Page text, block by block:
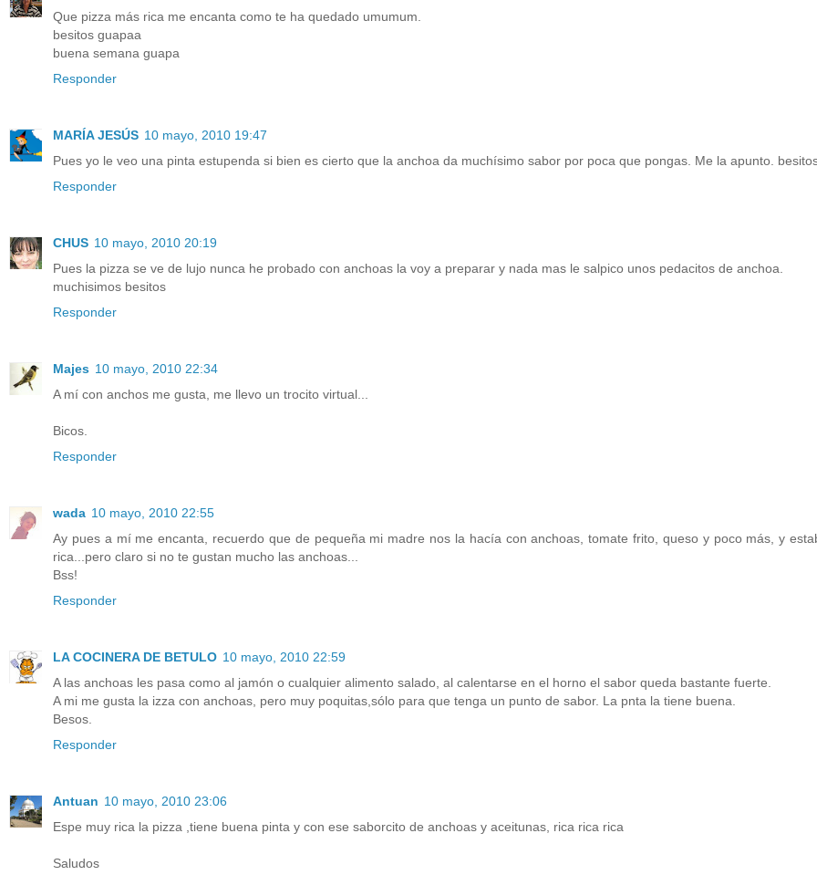
Que pizza más rica me encanta como te ha quedado umumum.
besitos guapaa
buena semana guapa
Responder
MARÍA JESÚS 10 mayo, 2010 19:47
Pues yo le veo una pinta estupenda si bien es cierto que la anchoa da muchísimo sabor por poca que pongas. Me la apunto.
Responder
CHUS 10 mayo, 2010 20:19
Pues la pizza se ve de lujo nunca he probado con anchoas la voy a preparar y nada mas le salpico unos pedacitos de anchoa.
muchisimos besitos
Responder
Majes 10 mayo, 2010 22:34
A mí con anchos me gusta, me llevo un trocito virtual...
Bicos.
Responder
wada 10 mayo, 2010 22:55
Ay pues a mí me encanta, recuerdo que de pequeña mi madre nos la hacía con anchoas, tomate frito, queso y poco más, y
rica...pero claro si no te gustan mucho las anchoas...
Bss!
Responder
LA COCINERA DE BETULO 10 mayo, 2010 22:59
A las anchoas les pasa como al jamón o cualquier alimento salado, al calentarse en el horno el sabor queda bastante fuerte.
A mi me gusta la izza con anchoas, pero muy poquitas,sólo para que tenga un punto de sabor. La pnta la tiene buena.
Besos.
Responder
Antuan 10 mayo, 2010 23:06
Espe muy rica la pizza ,tiene buena pinta y con ese saborcito de anchoas y aceitunas, rica rica rica
Saludos